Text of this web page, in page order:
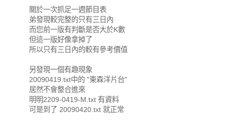
關於一次抓足一週節目表
弟發現較完整的只有三日內
而您前一版有判斷是否大於K數
但這一版好像拿掉了
所以只有三日內的較有參考價值
另發現一個有趣現象
20090419.txt中的 "東森洋片台"
居然不會整合進來
明明2209-0419-M.txt 有資料
可是到了 20090420.txt 就正常